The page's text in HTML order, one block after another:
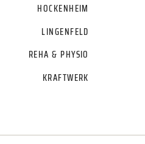
HOCKENHEIM
LINGENFELD
REHA & PHYSIO
KRAFTWERK